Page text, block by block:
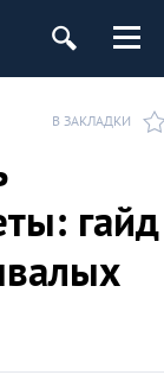
В ЗАКЛАДКИ
гайд